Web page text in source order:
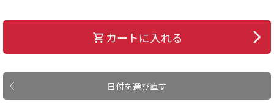
日付を選び直す
カートに入れる